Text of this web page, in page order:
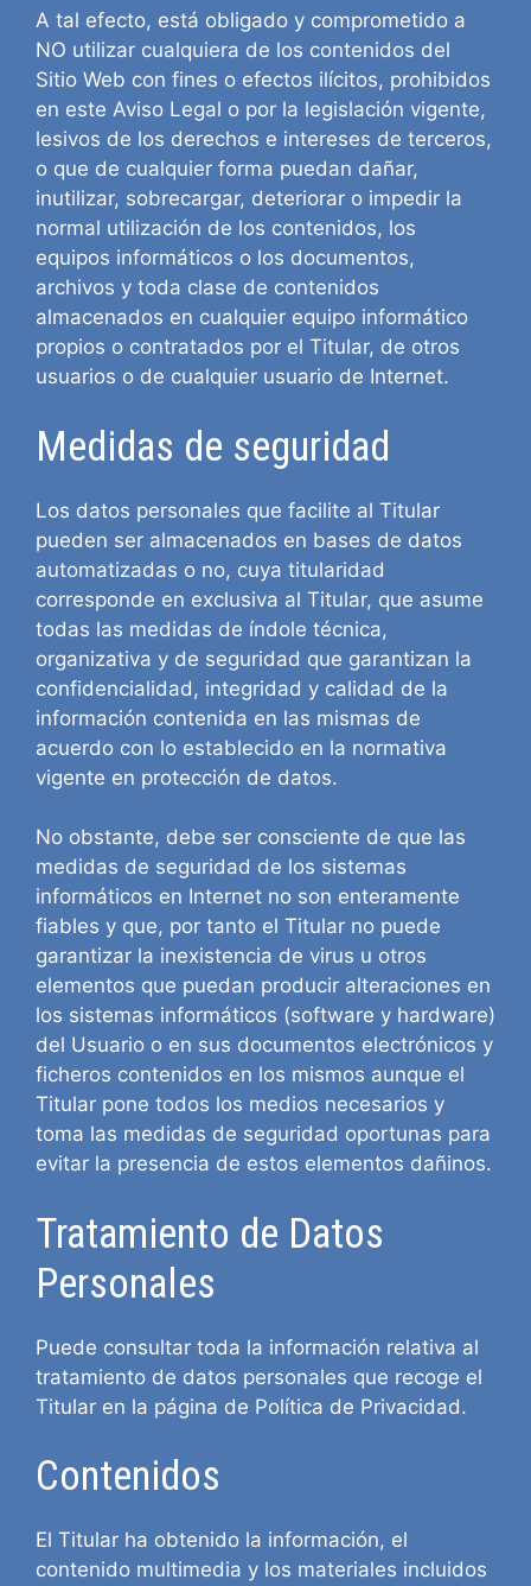
A tal efecto, está obligado y comprometido a
NO utilizar cualquiera de los contenidos del
Sitio Web con fines o efectos ilícitos, prohibidos
en este Aviso Legal o por la legislación vigente,
lesivos de los derechos e intereses de terceros,
o que de cualquier forma puedan dañar,
inutilizar, sobrecargar, deteriorar o impedir la
normal utilización de los contenidos, los
equipos informáticos o los documentos,
archivos y toda clase de contenidos
almacenados en cualquier equipo informático
propios o contratados por el Titular, de otros
usuarios o de cualquier usuario de Internet.
Medidas de seguridad
Los datos personales que facilite al Titular
pueden ser almacenados en bases de datos
automatizadas o no, cuya titularidad
corresponde en exclusiva al Titular, que asume
todas las medidas de índole técnica,
organizativa y de seguridad que garantizan la
confidencialidad, integridad y calidad de la
información contenida en las mismas de
acuerdo con lo establecido en la normativa
vigente en protección de datos.
No obstante, debe ser consciente de que las
medidas de seguridad de los sistemas
informáticos en Internet no son enteramente
fiables y que, por tanto el Titular no puede
garantizar la inexistencia de virus u otros
elementos que puedan producir alteraciones en
los sistemas informáticos (software y hardware)
del Usuario o en sus documentos electrónicos y
ficheros contenidos en los mismos aunque el
Titular pone todos los medios necesarios y
toma las medidas de seguridad oportunas para
evitar la presencia de estos elementos dañinos.
Tratamiento de Datos
Personales
Puede consultar toda la información relativa al
tratamiento de datos personales que recoge el
Titular en la página de Política de Privacidad.
Contenidos
El Titular ha obtenido la información, el
contenido multimedia y los materiales incluidos